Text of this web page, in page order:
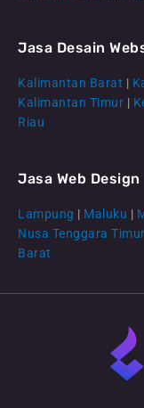
Jasa Desain
Kalimantan Barat |
Kalimantan Timur |
Riau
Jasa Web Design
Lampung | Maluku |
Nusa Tenggara Timur
Barat